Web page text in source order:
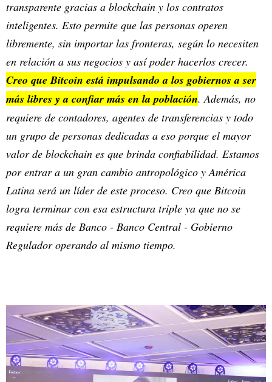
transparente gracias a blockchain y los contratos
inteligentes. Esto permite que las personas operen
libremente, sin importar las fronteras, según lo necesiten
en relación a sus negocios y así poder hacerlos crecer.
Creo que Bitcoin está impulsando a los gobiernos a ser
más libres y a confiar más en la población. Además, no
requiere de contadores, agentes de transferencias y todo
un grupo de personas dedicadas a eso porque el mayor
valor de blockchain es que brinda confiabilidad. Estamos
por entrar a un gran cambio antropológico y América
Latina será un líder de este proceso. Creo que Bitcoin
logra terminar con esa estructura triple ya que no se
requiere más de Banco - Banco Central - Gobierno
Regulador operando al mismo tiempo.